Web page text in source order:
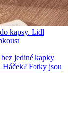
kapsy. Lidl
jediné kapky
Háček? Fotky jsou